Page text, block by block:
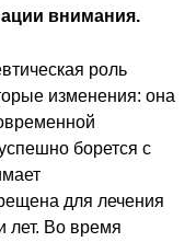
внимания.
роль
изменения: она
борется с
для лечения
лет. Во время